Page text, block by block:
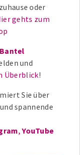
oder
gehts zum
Bantel
und
Überblick!
Sie über
spannende
,YouTube